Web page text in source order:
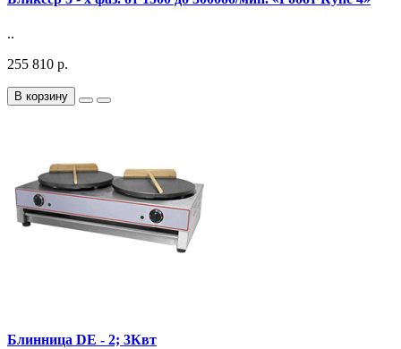
..
255 810 р.
В корзину
Блинница DE - 2; 3Квт